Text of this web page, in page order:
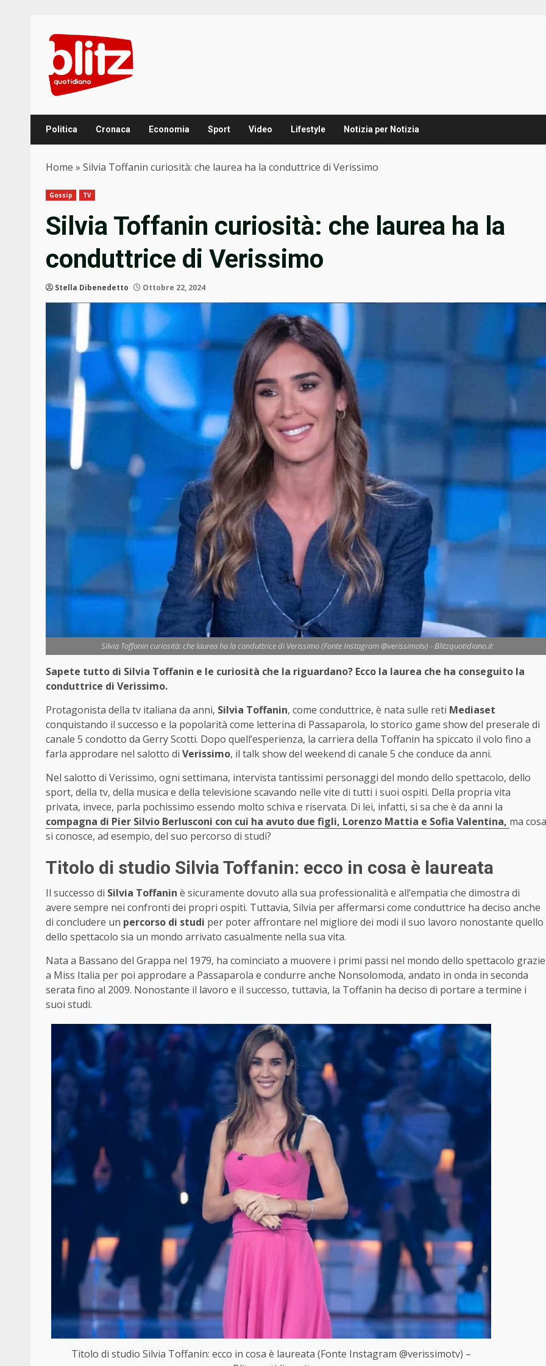
content
Politica Cronaca Economia Sport Video Lifestyle Notizia per Notizia
Home » Silvia Toffanin curiosità: che laurea ha la conduttrice di Verissimo
Gossip TV
Silvia Toffanin curiosità: che laurea ha la
conduttrice di Verissimo
Stella Dibenedetto Ottobre 22, 2024
Silvia Toffanin curiosità: che laurea ha la conduttrice di Verissimo (Fonte Instagram @verissimotv) - Blitzquotidiano.it
Sapete tutto di Silvia Toffanin e le curiosità che la riguardano? Ecco la laurea che ha conseguito la
conduttrice di Verissimo.
Protagonista della tv italiana da anni, Silvia Toffanin, come conduttrice, è nata sulle reti Mediaset
conquistando il successo e la popolarità come letterina di Passaparola, lo storico game show del preserale di
canale 5 condotto da Gerry Scotti. Dopo quell’esperienza, la carriera della Toffanin ha spiccato il volo fino a
farla approdare nel salotto di Verissimo, il talk show del weekend di canale 5 che conduce da anni.
Nel salotto di Verissimo, ogni settimana, intervista tantissimi personaggi del mondo dello spettacolo, dello
sport, della tv, della musica e della televisione scavando nelle vite di tutti i suoi ospiti. Della propria vita
privata, invece, parla pochissimo essendo molto schiva e riservata. Di lei, infatti, si sa che è da anni la
compagna di Pier Silvio Berlusconi con cui ha avuto due figli, Lorenzo Mattia e Sofia Valentina, ma cosa
si conosce, ad esempio, del suo percorso di studi?
Titolo di studio Silvia Toffanin: ecco in cosa è laureata
Il successo di Silvia Toffanin è sicuramente dovuto alla sua professionalità e all’empatia che dimostra di
avere sempre nei confronti dei propri ospiti. Tuttavia, Silvia per affermarsi come conduttrice ha deciso anche
di concludere un percorso di studi per poter affrontare nel migliore dei modi il suo lavoro nonostante quello
dello spettacolo sia un mondo arrivato casualmente nella sua vita.
Nata a Bassano del Grappa nel 1979, ha cominciato a muovere i primi passi nel mondo dello spettacolo grazie
a Miss Italia per poi approdare a Passaparola e condurre anche Nonsolomoda, andato in onda in seconda
serata fino al 2009. Nonostante il lavoro e il successo, tuttavia, la Toffanin ha deciso di portare a termine i
suoi studi.
Titolo di studio Silvia Toffanin: ecco in cosa è laureata (Fonte Instagram @verissimotv) –